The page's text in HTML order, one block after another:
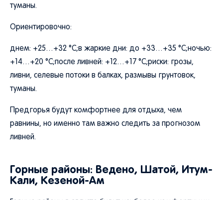
туманы.
Ориентировочно:
днем: +25…+32 °C;в жаркие дни: до +33…+35 °C;ночью:
+14…+20 °C;после ливней: +12…+17 °C;риски: грозы,
ливни, селевые потоки в балках, размывы грунтовок,
туманы.
Предгорья будут комфортнее для отдыха, чем
равнины, но именно там важно следить за прогнозом
ливней.
Горные районы: Ведено, Шатой, Итум-
Кали, Кезеной-Ам